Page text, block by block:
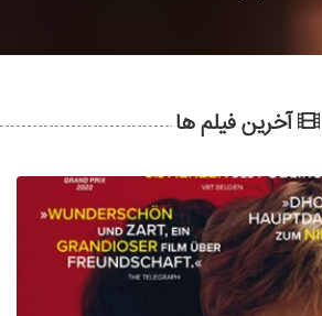
آخرین فیلم ها